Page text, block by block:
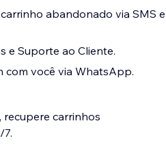
abandonado via SMS e
e Suporte ao Cliente.
com você via WhatsApp.
recupere carrinhos